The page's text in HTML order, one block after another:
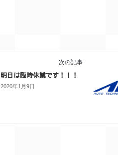
次の記事
明日は臨時休業です！！！
2020年1月9日